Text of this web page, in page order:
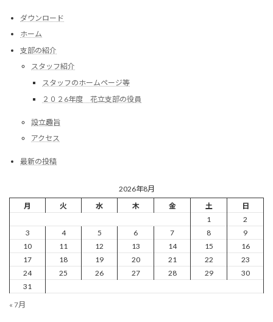
ダウンロード
ホーム
支部の紹介
スタッフ紹介
スタッフのホームページ等
２０２6年度 花立支部の役員
設立趣旨
アクセス
最新の投稿
2026年8月
月
火 水 木 金 土
日
1
2
3
4 5 6 7 8
9
10
11 12 13 14 15
16
17
18 19 20 21 22
23
24
25 26 27 28 29
30
31
« 7月